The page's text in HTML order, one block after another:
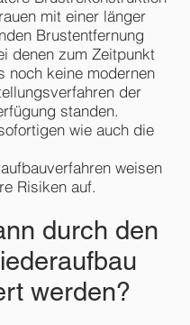
mit einer länger
Brustentfernung
denen zum Zeitpunkt
noch keine modernen
der
standen.
wie auch die
weisen
Risiken auf.
durch den
werden?